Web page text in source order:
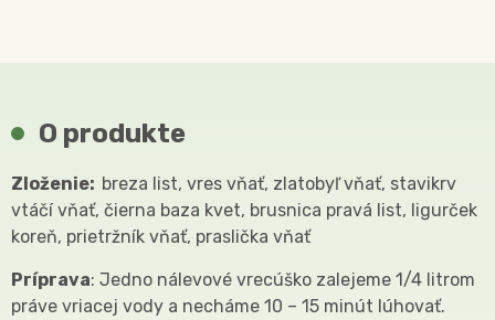
O produkte
Zloženie: breza list, vres vňať, zlatobyľ vňať, stavikrv
vtáčí vňať, čierna baza kvet, brusnica pravá list, ligurček
koreň, prietržník vňať, praslička vňať
Príprava: Jedno nálevové vrecúško zalejeme 1/4 litrom
práve vriacej vody a necháme 10 – 15 minút lúhovať.